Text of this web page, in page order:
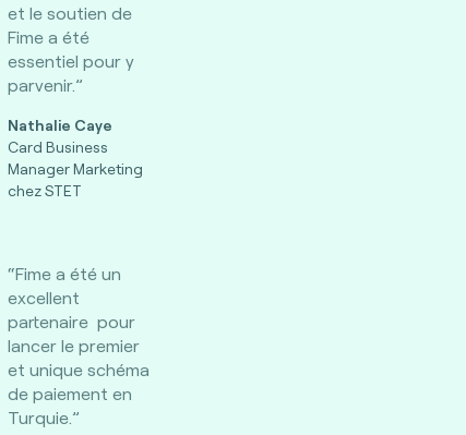
et le soutien de
Fime a été
essentiel pour y
parvenir.”
Nathalie Caye
Card Business
Manager Marketing
chez STET
“Fime a été un
excellent
partenaire pour
lancer le premier
et unique schéma
de paiement en
Turquie.”